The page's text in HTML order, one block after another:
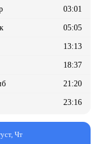
03:01
05:05
13:13
18:37
21:20
23:16